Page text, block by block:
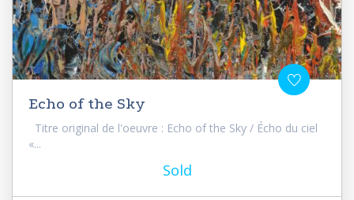
Echo of the Sky
Titre original de l'oeuvre : Echo of the Sky / Écho du ciel
«...
Sold